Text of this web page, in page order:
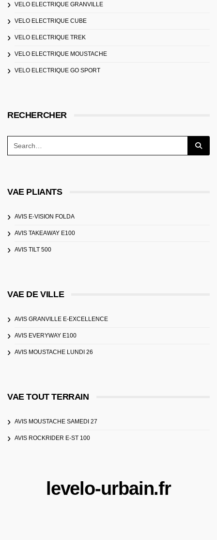
VELO ELECTRIQUE GRANVILLE
VELO ELECTRIQUE CUBE
VELO ELECTRIQUE TREK
VELO ELECTRIQUE MOUSTACHE
VELO ELECTRIQUE GO SPORT
RECHERCHER
VAE PLIANTS
AVIS E-VISION FOLDA
AVIS TAKEAWAY E100
AVIS TILT 500
VAE DE VILLE
AVIS GRANVILLE E-EXCELLENCE
AVIS EVERYWAY E100
AVIS MOUSTACHE LUNDI 26
VAE TOUT TERRAIN
AVIS MOUSTACHE SAMEDI 27
AVIS ROCKRIDER E-ST 100
levelo-urbain.fr